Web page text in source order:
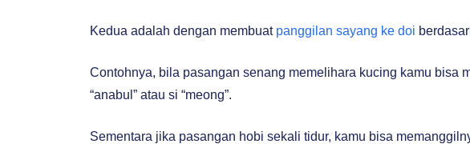
Kedua adalah dengan membuat panggilan sayang ke doi
Contohnya, bila pasangan senang memelihara kucing kamu bisa
“anabul” atau si “meong”.
Sementara jika pasangan hobi sekali tidur, kamu bisa